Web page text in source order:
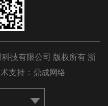
技有限公司 版权所有 浙
支持： 鼎成网络